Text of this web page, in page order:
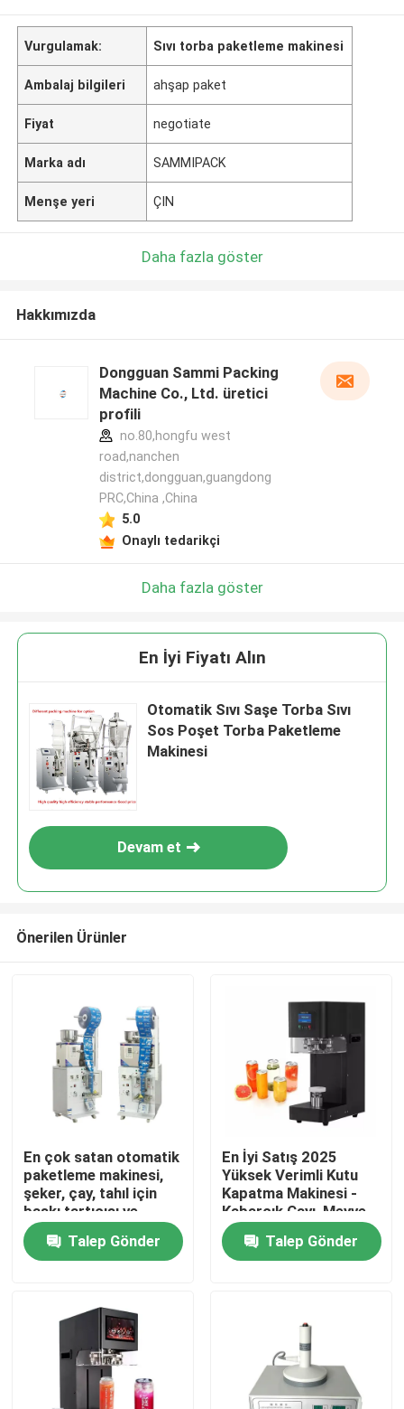
Hakkımızda
Vurgulamak: Sıvı torba paketleme makinesi
Ambalaj bilgileri ahşap paket
Fiyat negotiate
Marka adı SAMMIPACK
Menşe yeri ÇIN
Daha fazla göster
Hakkımızda
Dongguan Sammi Packing
Machine Co., Ltd. üretici
profili
no.80,hongfu west
road,nanchen
district,dongguan,guangdong
PRC,China ,China
5.0
Onaylı tedarikçi
Daha fazla göster
En İyi Fiyatı Alın
Otomatik Sıvı Saşe Torba Sıvı
Sos Poşet Torba Paketleme
Makinesi
Devam et
Önerilen Ürünler
En çok satan otomatik
paketleme makinesi,
şeker, çay, tahıl için
baskı tartıcısı ve
mühürleyici
Talep Gönder
En İyi Satış 2025
Yüksek Verimli Kutu
Kapatma Makinesi -
Kabarcık Çayı, Meyve
Suyu ve Gazlı İçecekler
için Otomatik
Plastik/Teneke Kutu
Talep Gönder